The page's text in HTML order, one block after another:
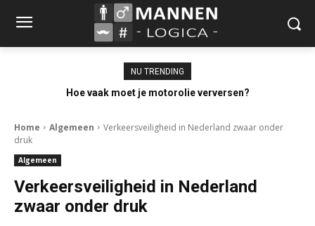
NU TRENDING
Hoe vaak moet je motorolie verversen?
Home Algemeen
Verkeersveiligheid in Nederland zwaar onder
druk
Algemeen
Verkeersveiligheid in Nederland
zwaar onder druk